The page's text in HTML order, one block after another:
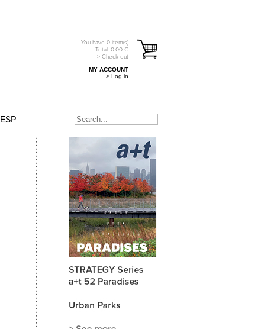
You have 0 item(s)
Total: 0.00 €
> Check out
MY ACCOUNT
> Log in
ESP